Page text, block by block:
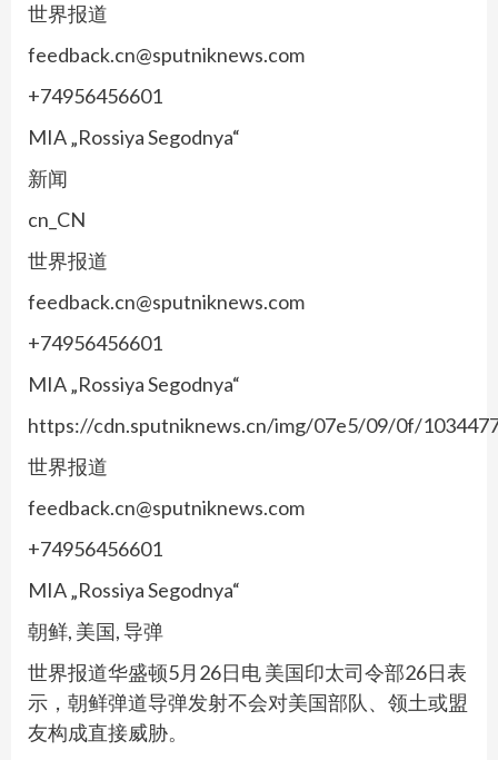
世界报道
feedback.cn@sputniknews.com
+74956456601
MIA „Rossiya Segodnya“
新闻
cn_CN
世界报道
feedback.cn@sputniknews.com
+74956456601
MIA „Rossiya Segodnya“
https://cdn.sputniknews.cn/img/07e5/09/0f/
世界报道
feedback.cn@sputniknews.com
+74956456601
MIA „Rossiya Segodnya“
朝鲜, 美国, 导弹
世界报道华盛顿5月26日电 美国印太司令部26日表
示，朝鲜弹道导弹发射不会对美国部队、领土或盟
友构成直接威胁。